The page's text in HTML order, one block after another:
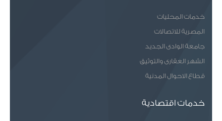
خدمات المحليات
المصرية للاتصالات
جامعة الوادى الجديد
الشهر العقارى والتوثيق
قطاع الاحوال المدنية
خدمات اقتصادية